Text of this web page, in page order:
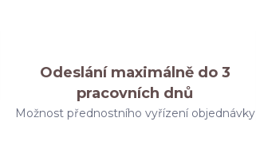
Odeslání maximálně do 3
pracovních dnů
Možnost přednostního vyřízení objednávky